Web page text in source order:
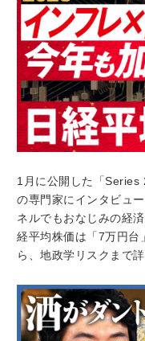
1月に公開した「Series
の専門家にインタビュ
ネルでもおなじみの経
経平均株価は「7万円台
ら、地政学リスクまで